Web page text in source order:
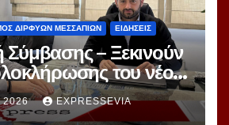
ΔΙΡΦΥΩΝ ΜΕΣΣΑΠΙΩΝ ΕΙΔΗΣΕΙΣ
– Ξεκινούν
του νέου
Ψαχνών
2026 EXPRESSEVIA